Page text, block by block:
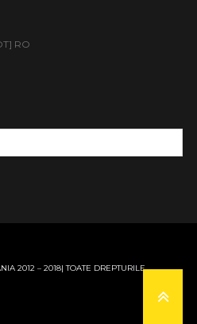
RO
2012 – 2018| TOATE DREPTURILE